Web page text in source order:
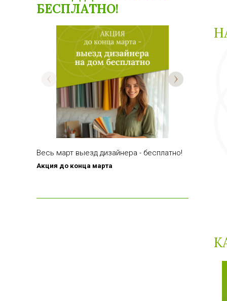
БЕСПЛАТНО!
Весь март выезд дизайнера - бесплатно!
Акция до конца марта